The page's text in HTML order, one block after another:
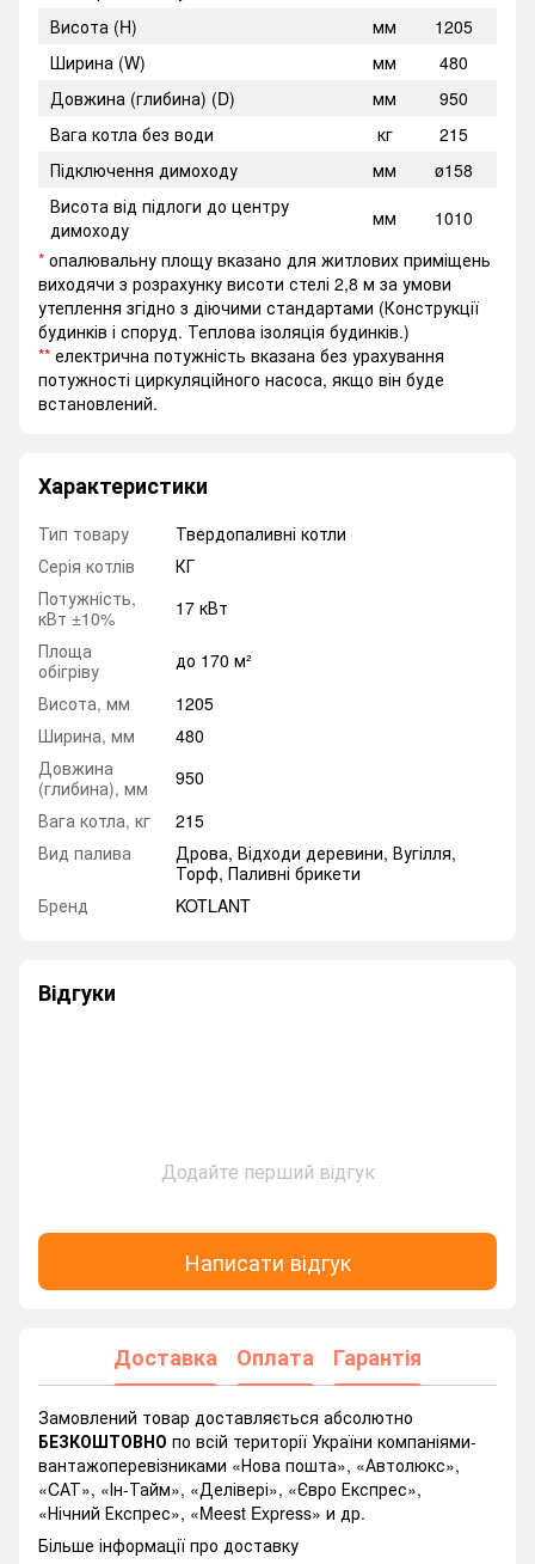
Висота (H)
мм
1205
Ширина (W)
мм
480
Довжина (глибина) (D)
мм
950
Вага котла без води
кг
215
Підключення димоходу
мм
ø158
Висота від підлоги до центру
димоходу
мм
1010
* опалювальну площу вказано для житлових приміщень
виходячи з розрахунку висоти стелі 2,8 м за умови
утеплення згідно з діючими стандартами (Конструкції
будинків і споруд. Теплова ізоляція будинків.)
** електрична потужність вказана без урахування
потужності циркуляційного насоса, якщо він буде
встановлений.
Характеристики
Тип товару
Твердопаливні котли
Серія котлів
КГ
Потужність,
кВт ±10%
17 кВт
Площа
обігріву
до 170 м²
Висота, мм
1205
Ширина, мм
480
Довжина
(глибина), мм
950
Вага котла, кг
215
Вид палива
Дрова, Відходи деревини, Вугілля,
Торф, Паливні брикети
Бренд
KOTLANT
Відгуки
Додайте перший відгук
Написати відгук
Доставка Оплата Гарантія
Замовлений товар доставляється абсолютно
БЕЗКОШТОВНО по всій території України компаніями-
вантажоперевізниками «Нова пошта», «Автолюкс»,
«CАТ», «Ін-Тайм», «Делівері», «Євро Експрес»,
«Нічний Експрес», «Meest Express» и др.
Більше інформації про доставку